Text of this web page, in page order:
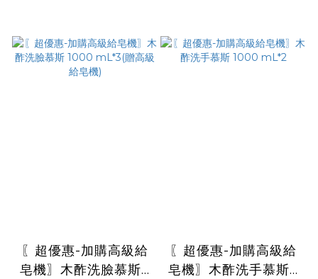
〖超優惠-加購高級給
皂機〗木酢洗臉慕斯 1
〖超優惠-加購高級給
皂機〗木酢洗手慕斯 1